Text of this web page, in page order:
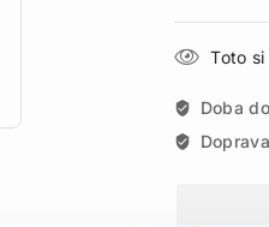
Toto
Doba